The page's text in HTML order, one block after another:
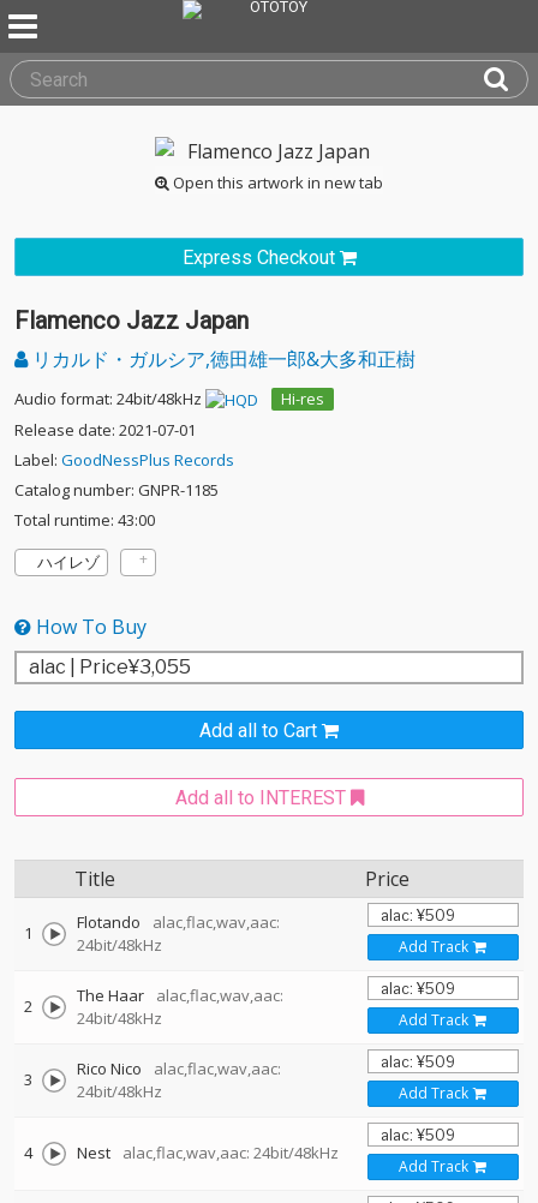
Open this artwork in new tab
Express Checkout
Flamenco Jazz Japan
リカルド・ガルシア,徳田雄一郎&大多和正樹
Audio format: 24bit/48kHz
Hi-res
Release date: 2021-07-01
Label: GoodNessPlus Records
Catalog number: GNPR-1185
Total runtime: 43:00
ハイレゾ
How To Buy
Add all to Cart
Add all to INTEREST
Title Price
1 Flotando
alac,flac,wav,aac:
24bit/48kHz
Add Track
2 The Haar
alac,flac,wav,aac:
24bit/48kHz
Add Track
3 Rico Nico
alac,flac,wav,aac:
24bit/48kHz
Add Track
4 Nest alac,flac,wav,aac: 24bit/48kHz
Add Track